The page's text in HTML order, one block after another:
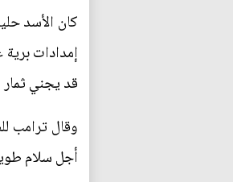
كان الأسد
إمدادات
قد يجني
وقال ترامب
أجل سلام